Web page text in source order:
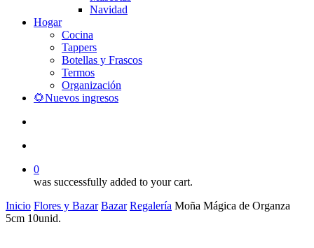
Navidad
Hogar
Cocina
Tappers
Botellas y Frascos
Termos
Organización
🌻Nuevos ingresos
0
was successfully added to your cart.
Inicio Flores y Bazar Bazar Regalería Moña Mágica de Organza
5cm 10unid.